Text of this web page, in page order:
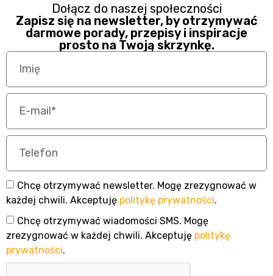
Dołącz do naszej społeczności
Zapisz się na newsletter, by otrzymywać
darmowe porady, przepisy i inspiracje
prosto na Twoją skrzynkę.
Chcę otrzymywać newsletter. Mogę zrezygnować w
każdej chwili. Akceptuję politykę prywatności.
Chcę otrzymywać wiadomości SMS. Mogę
zrezygnować w każdej chwili. Akceptuję politykę
prywatności.